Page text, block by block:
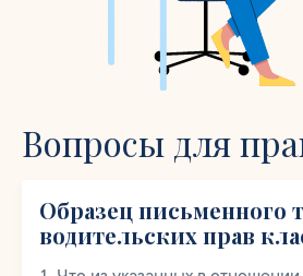
Вопросы для
Образец письменного
водительских прав